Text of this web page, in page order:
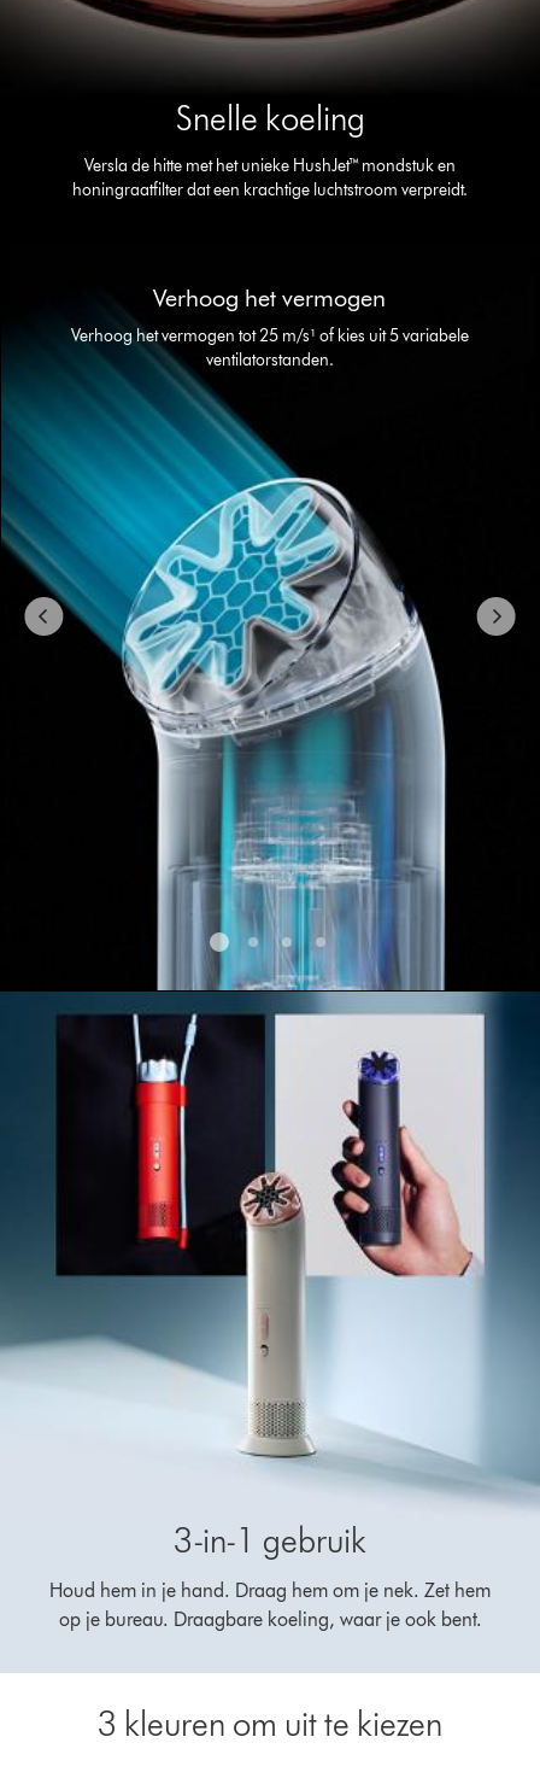
Snelle koeling
Versla de hitte met het unieke HushJet™ mondstuk en
honingraatfilter dat een krachtige luchtstroom verpreidt.
Verhoog het vermogen
Verhoog het vermogen tot 25 m/s¹ of kies uit 5 variabele
ventilatorstanden.
3-in-1 gebruik
Houd hem in je hand. Draag hem om je nek. Zet hem
op je bureau. Draagbare koeling, waar je ook bent.
3 kleuren om uit te kiezen